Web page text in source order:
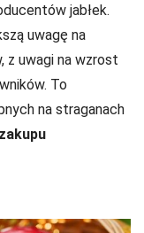
jabłek.
uwagę na
z uwagi na wzrost
To
na straganach
zakupu